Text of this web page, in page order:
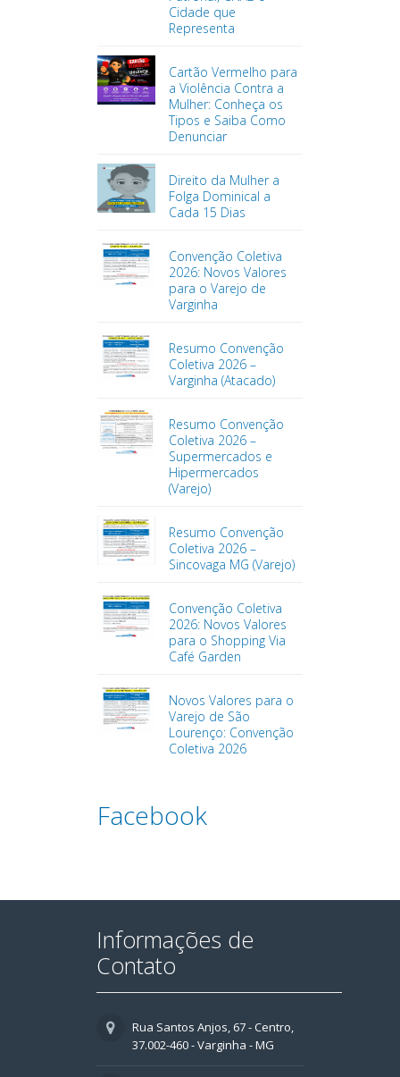
Cidade que
Representa
Cartão Vermelho para
a Violência Contra a
Mulher: Conheça os
Tipos e Saiba Como
Denunciar
Direito da Mulher a
Folga Dominical a
Cada 15 Dias
Convenção Coletiva
2026: Novos Valores
para o Varejo de
Varginha
Resumo Convenção
Coletiva 2026 –
Varginha (Atacado)
Resumo Convenção
Coletiva 2026 –
Supermercados e
Hipermercados
(Varejo)
Resumo Convenção
Coletiva 2026 –
Sincovaga MG (Varejo)
Convenção Coletiva
2026: Novos Valores
para o Shopping Via
Café Garden
Novos Valores para o
Varejo de São
Lourenço: Convenção
Coletiva 2026
Facebook
Informações de
Contato
Rua Santos Anjos, 67 - Centro,
37.002-460 - Varginha - MG